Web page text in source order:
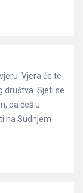
Vjera će te
društva. Sjeti se
da ćeš u
na Sudnjem